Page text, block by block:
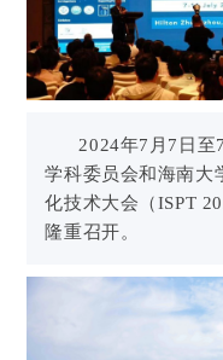
2024年7月7日至
学科委员会和海南大
化技术大会（ISPT
隆重召开。